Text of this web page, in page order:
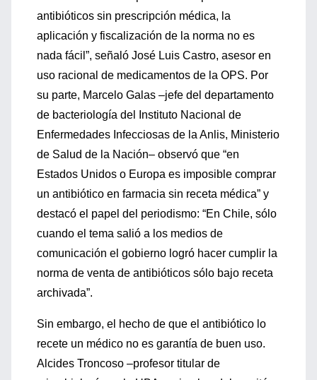
antibióticos sin prescripción médica, la
aplicación y fiscalización de la norma no es
nada fácil”, señaló José Luis Castro, asesor en
uso racional de medicamentos de la OPS. Por
su parte, Marcelo Galas –jefe del departamento
de bacteriología del Instituto Nacional de
Enfermedades Infecciosas de la Anlis, Ministerio
de Salud de la Nación– observó que “en
Estados Unidos o Europa es imposible comprar
un antibiótico en farmacia sin receta médica” y
destacó el papel del periodismo: “En Chile, sólo
cuando el tema salió a los medios de
comunicación el gobierno logró hacer cumplir la
norma de venta de antibióticos sólo bajo receta
archivada”.
Sin embargo, el hecho de que el antibiótico lo
recete un médico no es garantía de buen uso.
Alcides Troncoso –profesor titular de